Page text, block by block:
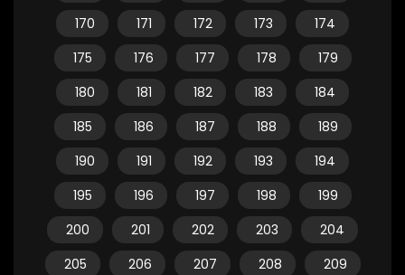
170
171 172 173
174
175
176 177 178
179
180
181 182 183
184
185
186 187 188
189
190
191 192 193
194
195
196 197 198
199
200
201 202 203
204
205
206 207 208
209